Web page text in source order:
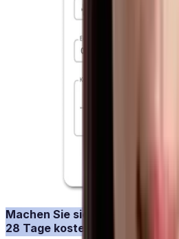
Machen Sie sich Ihr eigenes
28 Tage kostenlos.